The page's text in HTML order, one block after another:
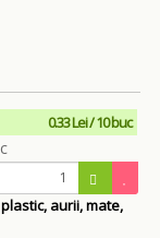
0.33 Lei / 10 buc
aurii, mate,